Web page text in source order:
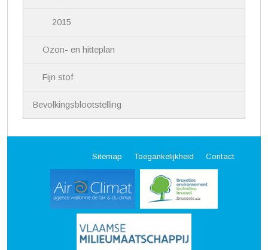
2015
Ozon- en hitteplan
Fijn stof
Bevolkingsblootstelling
Sitemap Toegankelijkheid Contact